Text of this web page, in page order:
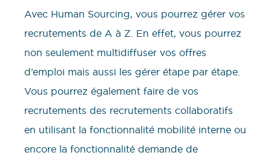
Avec Human Sourcing, vous pourrez gérer vos
recrutements de A à Z. En effet, vous pourrez
non seulement multidiffuser vos offres
d’emploi mais aussi les gérer étape par étape.
Vous pourrez également faire de vos
recrutements des recrutements collaboratifs
en utilisant la fonctionnalité mobilité interne ou
encore la fonctionnalité demande de